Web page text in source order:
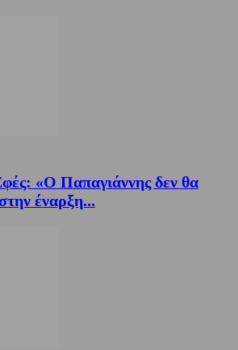
«Ο Παπαγιάννης δεν θα
έναρξη...